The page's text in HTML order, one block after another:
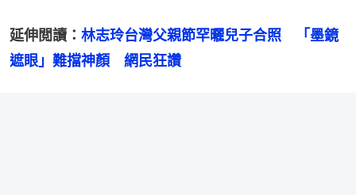
延伸閲讀： 林志玲台灣父親節罕曬兒子合照　「墨鏡
遮眼」難擋神顏　網民狂讚